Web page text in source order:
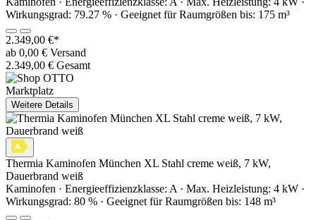
Wirkungsgrad: 79.27 % · Geeignet für Raumgrößen bis: 175 m³
2.349,00 €*
ab 0,00 € Versand
2.349,00 € Gesamt
Marktplatz
Weitere Details
Thermia Kaminofen München XL Stahl creme weiß, 7 kW,
Dauerbrand weiß
Kaminofen · Energieeffizienzklasse: A · Max. Heizleistung: 4 kW ·
Wirkungsgrad: 80 % · Geeignet für Raumgrößen bis: 148 m³